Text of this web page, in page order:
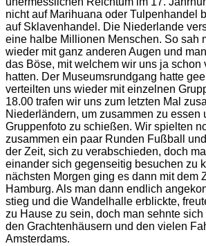
nicht auf Marihuana oder Tulpenhandel
auf Sklavenhandel. Die Niederlande
eine halbe Millionen Menschen. So sah
wieder mit ganz anderen Augen und
das Böse, mit welchem wir uns ja schon
hatten. Der Museumsrundgang hatte
verteilten uns wieder mit einzelnen
18.00 trafen wir uns zum letzten Mal
Niederländern, um zusammen zu essen
Gruppenfoto zu schießen. Wir spielten
zusammen ein paar Runden Fußball
der Zeit, sich zu verabschieden, doch
einander sich gegenseitig besuchen zu
nächsten Morgen ging es dann mit dem
Hamburg. Als man dann endlich
stieg und die Wandelhalle erblickte,
zu Hause zu sein, doch man sehnte
den Grachtenhäusern und den vielen
Amsterdams.